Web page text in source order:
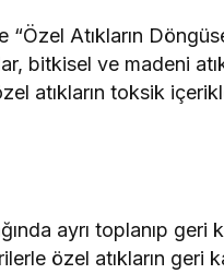
Atıkların
bitkisel ve madeni
atıkların toksik
ayrı toplanıp geri
özel atıkların geri